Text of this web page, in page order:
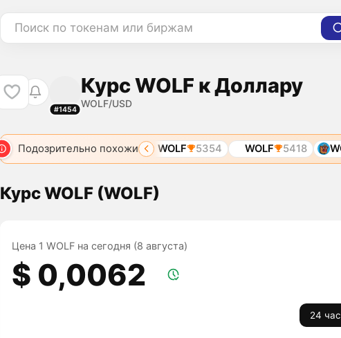
Поиск по токенам или биржам
#1454
Курс WOLF к Доллару
WOLF/USD
Подозрительно похожи
3880 WOLF 4323 WOLF 5354 WOLF 5418
Курс WOLF (WOLF)
Цена 1 WOLF на сегодня (8 августа)
$ 0,0062
24